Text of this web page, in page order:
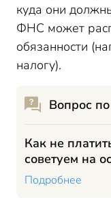
куда они
ФНС может
обязанности
налогу).
Вопрос
Как не
советуем на
Подробнее